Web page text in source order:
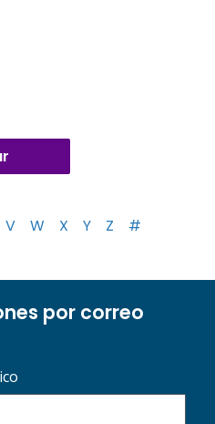
V W X Y Z #
por correo